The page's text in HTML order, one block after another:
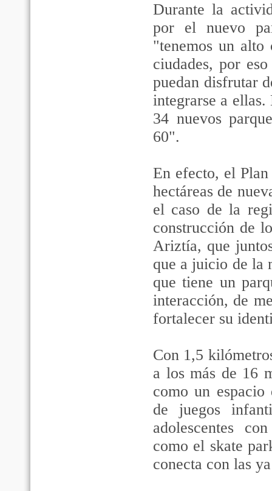
Durante la
por el nuevo
"tenemos un
ciudades, por
puedan disfrutar
integrarse a ellas.
34 nuevos
60".
En efecto, el Plan
hectáreas de
el caso de la
construcción de
Ariztía, que
que a juicio de la
que tiene un
interacción, de
fortalecer su
Con 1,5
a los más de 16
como un espacio
de juegos
adolescentes
como el skate
conecta con las